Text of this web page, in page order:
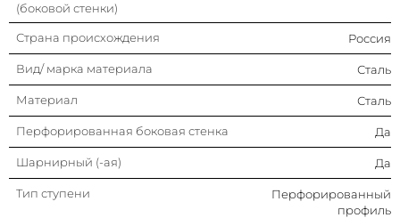
Цвет Светло-серый
Изменение направления
Восходящий/
нисходящий
Защитное покрытие поверхности
Непрерывное
гальваническое цинк-
алюминиевое
покрытие
(боковой стенки)
Страна происхождения Россия
Вид/ марка материала Сталь
Материал Сталь
Перфорированная боковая стенка Да
Шарнирный (-ая) Да
Тип ступени
Перфорированный
профиль